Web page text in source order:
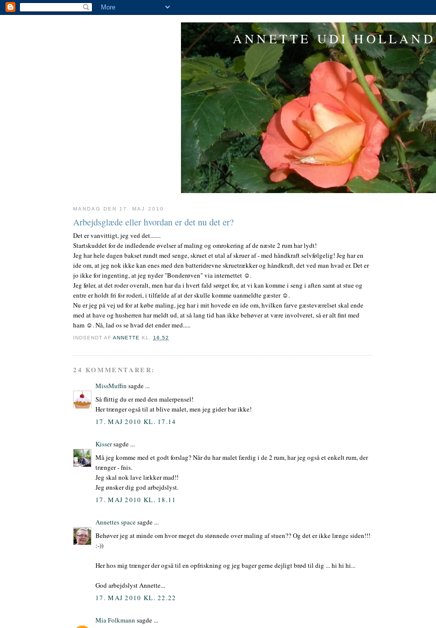
ANNETTE UDI HOLLAND
MANDAG DEN 17. MAJ 2010
Arbejdsglæde eller hvordan er det nu det er?
Det er vanvittigt, jeg ved det.......
Startskuddet for de indledende øvelser af maling og omrokering af de næste 2 rum har lydt!
Jeg har hele dagen bakset rundt med senge, skruet et utal af skruer af - med håndkraft selvfølgelig! Jeg har en
ide om, at jeg nok ikke kan enes med den batteridrevne skruetrækker og håndkraft, det ved man hvad er. Det er
jo ikke for ingenting, at jeg nyder "Bonderøven" via internettet ☺.
Jeg føler, at det roder overalt, men har da i hvert fald sørget for, at vi kan komme i seng i aften samt at stue og
entre er holdt fri for roderi, i tilfælde af at der skulle komme uanmeldte gæster ☺.
Nu er jeg på vej ud for at købe maling, jeg har i mit hovede en ide om, hvilken farve gæsteværelset skal ende
med at have og husherren har meldt ud, at så lang tid han ikke behøver at være involveret, så er alt fint med
ham ☺. Nå, lad os se hvad det ender med.....
INDSENDT AFANNETTE KL.16.52
24 KOMMENTARER:
MissMuffin sagde ...
Så flittig du er med den malerpensel!
Her trænger også til at blive malet, men jeg gider bar ikke!
17. MAJ 2010 KL. 17.14
Kissersagde ...
Må jeg komme med et godt forslag? Når du har malet færdig i de 2 rum, har jeg også et enkelt rum, der
trænger - fnis.
Jeg skal nok lave lækker mad!!
Jeg ønsker dig god arbejdslyst.
17. MAJ 2010 KL. 18.11
Annettes spacesagde ...
Behøver jeg at minde om hvor meget du stønnede over maling af stuen?? Og det er ikke længe siden!!!
:-))
Her hos mig trænger der også til en opfriskning og jeg bager gerne dejligt brød til dig ... hi hi hi...
God arbejdslyst Annette...
17. MAJ 2010 KL. 22.22
Mia Folkmann sagde ...